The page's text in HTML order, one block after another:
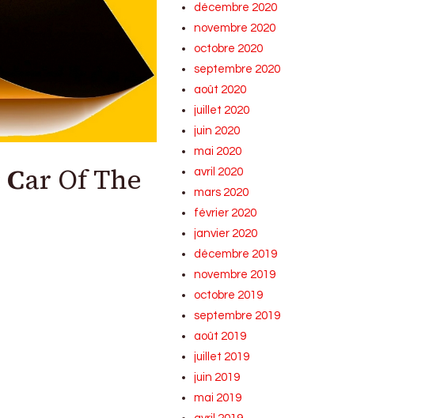
Car Of The
décembre 2020
novembre 2020
octobre 2020
septembre 2020
août 2020
juillet 2020
juin 2020
mai 2020
avril 2020
mars 2020
février 2020
janvier 2020
décembre 2019
novembre 2019
octobre 2019
septembre 2019
août 2019
juillet 2019
juin 2019
mai 2019